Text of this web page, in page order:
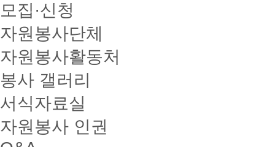
모집·신청
자원봉사단체
자원봉사활동처
봉사 갤러리
서식자료실
자원봉사 인권